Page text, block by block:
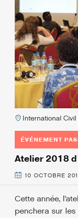
International
ÉVÉNEMENT
Atelier 2018
10 OCTOBRE
Cette année,
penchera sur